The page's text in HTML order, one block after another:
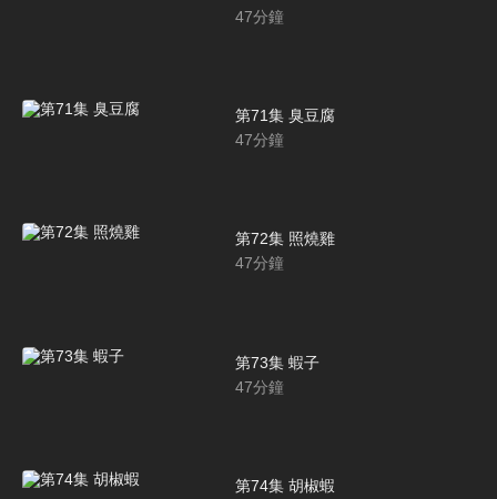
47分鐘
第71集 臭豆腐
47分鐘
第72集 照燒雞
47分鐘
第73集 蝦子
47分鐘
第74集 胡椒蝦